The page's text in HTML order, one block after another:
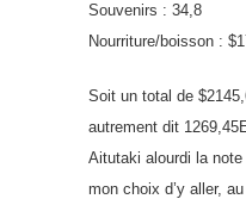
Souvenirs : 34,8
Nourriture/boisson :
Soit un total de
autrement dit
Aitutaki alourdi la
mon choix d’y aller,